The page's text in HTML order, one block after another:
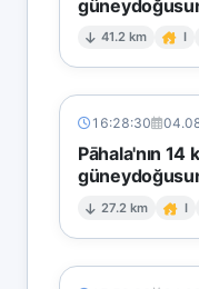
41.2 km I
16:28:30
Pāhala'nın 14
27.2 km I